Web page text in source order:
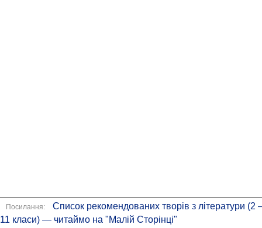
Посилання:
Список рекомендованих творів з літератури (2
11 класи) — читаймо на "Малій Сторінці"